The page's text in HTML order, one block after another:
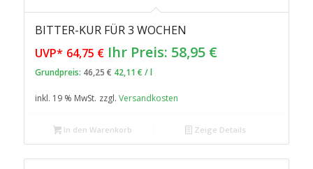
BITTER-KUR FÜR 3 WOCHEN
UVP* 64,75 € Ursprünglicher
Preis
64,75 €
Ihr Preis: 58,95 €Aktueller
Grundpreis: 46,25 € 42,11 € /l
inkl. 19 % MwSt. zzgl. Versandkosten
In den Warenkorb Zeige Details